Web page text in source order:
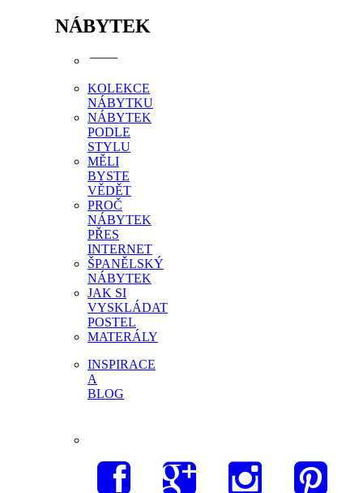
NÁBYTEK
KOLEKCE
NÁBYTKU
NÁBYTEK
PODLE
STYLU
MĚLI
BYSTE
VĚDĚT
PROČ
NÁBYTEK
PŘES
INTERNET
ŠPANĚLSKÝ
NÁBYTEK
JAK SI
VYSKLÁDAT
POSTEL
MATERÁLY
INSPIRACE
A
BLOG